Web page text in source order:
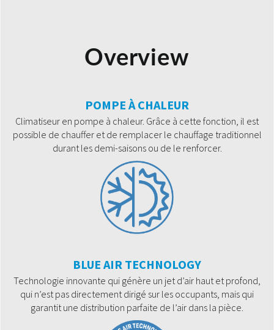
Overview
POMPE À CHALEUR
Climatiseur en pompe à chaleur. Grâce à cette fonction, il est
possible de chauffer et de remplacer le chauffage traditionnel
durant les demi-saisons ou de le renforcer.
BLUE AIR TECHNOLOGY
Technologie innovante qui génère un jet d’air haut et profond,
qui n’est pas directement dirigé sur les occupants, mais qui
garantit une distribution parfaite de l’air dans la pièce.